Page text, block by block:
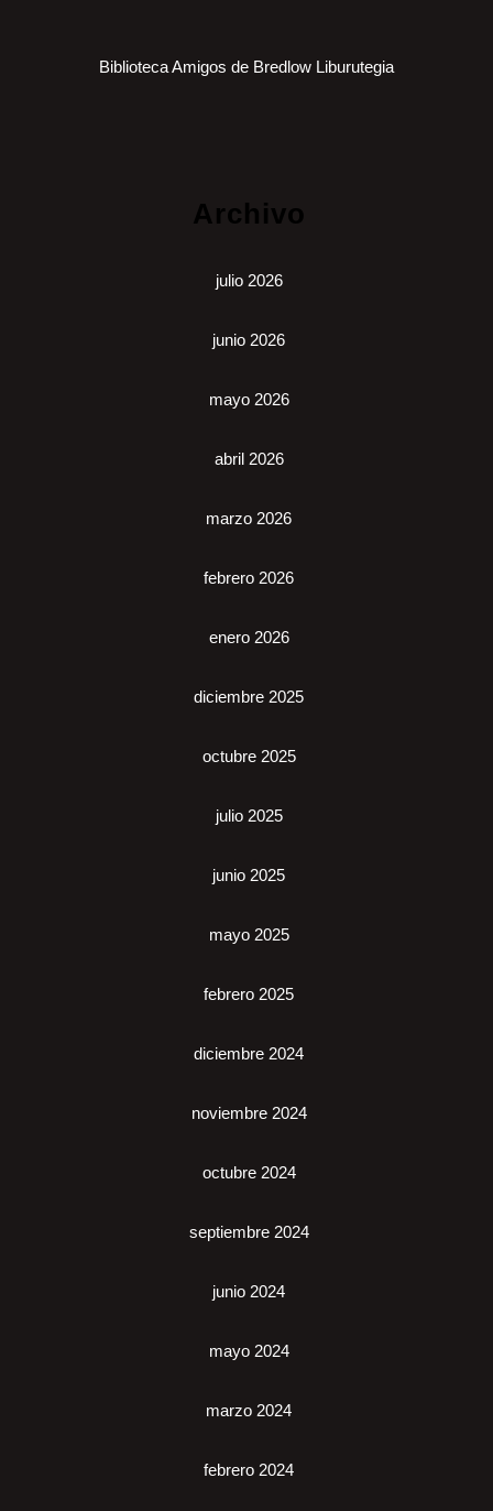
Biblioteca Amigos de Bredlow Liburutegia
Archivo
julio 2026
junio 2026
mayo 2026
abril 2026
marzo 2026
febrero 2026
enero 2026
diciembre 2025
octubre 2025
julio 2025
junio 2025
mayo 2025
febrero 2025
diciembre 2024
noviembre 2024
octubre 2024
septiembre 2024
junio 2024
mayo 2024
marzo 2024
febrero 2024